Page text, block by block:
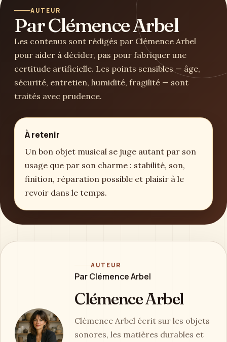
AUTEUR
Par Clémence Arbel
Les contenus sont rédigés par Clémence Arbel
pour aider à décider, pas pour fabriquer une
certitude artificielle. Les points sensibles — âge,
sécurité, entretien, humidité, fragilité — sont
traités avec prudence.
À retenir
Un bon objet musical se juge autant par son
usage que par son charme : stabilité, son,
finition, réparation possible et plaisir à le
revoir dans le temps.
AUTEUR
Par Clémence Arbel
Clémence Arbel
Clémence Arbel écrit sur les objets
sonores, les matières durables et